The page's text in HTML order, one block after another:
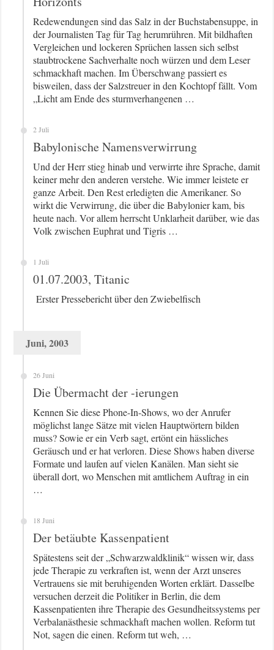
Redewendungen sind das Salz in der Buchstabensuppe, in
der Journalisten Tag für Tag herumrühren. Mit bildhaften
Vergleichen und lockeren Sprüchen lassen sich selbst
staubtrockene Sachverhalte noch würzen und dem Leser
schmackhaft machen. Im Überschwang passiert es
bisweilen, dass der Salzstreuer in den Kochtopf fällt. Vom
„Licht am Ende des sturmverhangenen …
2 Juli
Babylonische Namensverwirrung
Und der Herr stieg hinab und verwirrte ihre Sprache, damit
keiner mehr den anderen verstehe. Wie immer leistete er
ganze Arbeit. Den Rest erledigten die Amerikaner. So
wirkt die Verwirrung, die über die Babylonier kam, bis
heute nach. Vor allem herrscht Unklarheit darüber, wie das
Volk zwischen Euphrat und Tigris …
1 Juli
01.07.2003, Titanic
Erster Pressebericht über den Zwiebelfisch
Juni, 2003
26 Juni
Die Übermacht der -ierungen
Kennen Sie diese Phone-In-Shows, wo der Anrufer
möglichst lange Sätze mit vielen Hauptwörtern bilden
muss? Sowie er ein Verb sagt, ertönt ein hässliches
Geräusch und er hat verloren. Diese Shows haben diverse
Formate und laufen auf vielen Kanälen. Man sieht sie
überall dort, wo Menschen mit amtlichem Auftrag in ein
…
18 Juni
Der betäubte Kassenpatient
Spätestens seit der „Schwarzwaldklinik“ wissen wir, dass
jede Therapie zu verkraften ist, wenn der Arzt unseres
Vertrauens sie mit beruhigenden Worten erklärt. Dasselbe
versuchen derzeit die Politiker in Berlin, die dem
Kassenpatienten ihre Therapie des Gesundheitssystems per
Verbalanästhesie schmackhaft machen wollen. Reform tut
Not, sagen die einen. Reform tut weh, …